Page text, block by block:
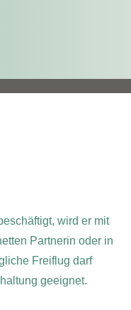
wird er mit
Partnerin oder in
Freiflug darf
geeignet.